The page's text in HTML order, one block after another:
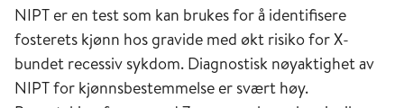
NIPT er en test som kan brukes for å identifisere
fosterets kjønn hos gravide med økt risiko for X-
bundet recessiv sykdom. Diagnostisk nøyaktighet av
NIPT for kjønnsbestemmelse er svært høy.